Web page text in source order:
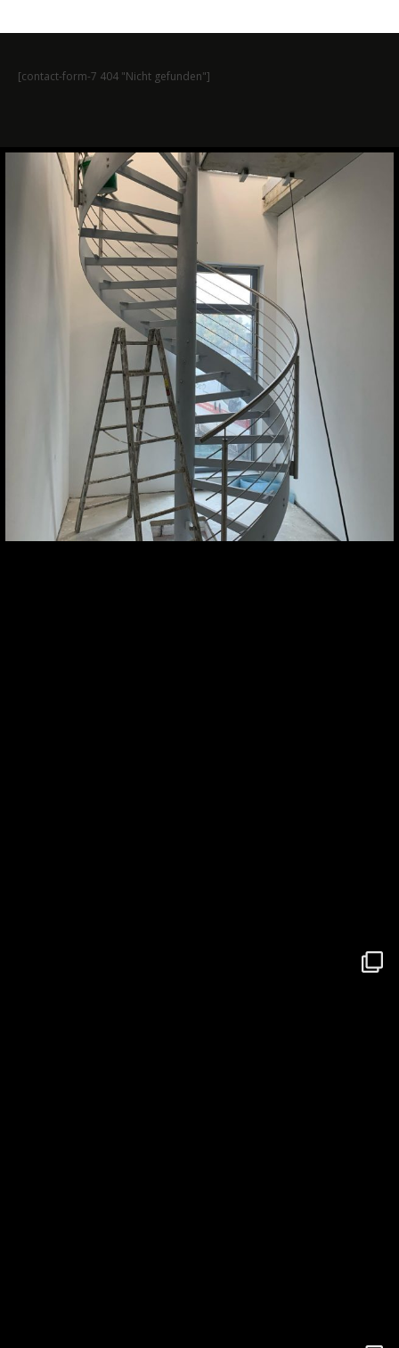
[contact-form-7 404 "Nicht gefunden"]